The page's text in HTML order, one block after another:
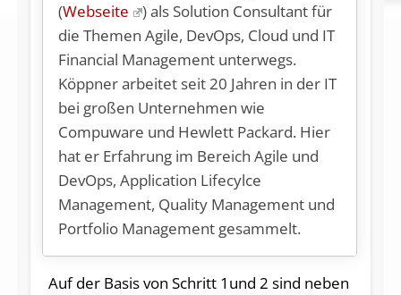
(Webseite
) als Solution Consultant für
die Themen Agile, DevOps, Cloud und IT
Financial Management unterwegs.
Köppner arbeitet seit 20 Jahren in der IT
bei großen Unternehmen wie
Compuware und Hewlett Packard. Hier
hat er Erfahrung im Bereich Agile und
DevOps, Application Lifecylce
Management, Quality Management und
Portfolio Management gesammelt.
Auf der Basis von Schritt 1und 2 sind neben